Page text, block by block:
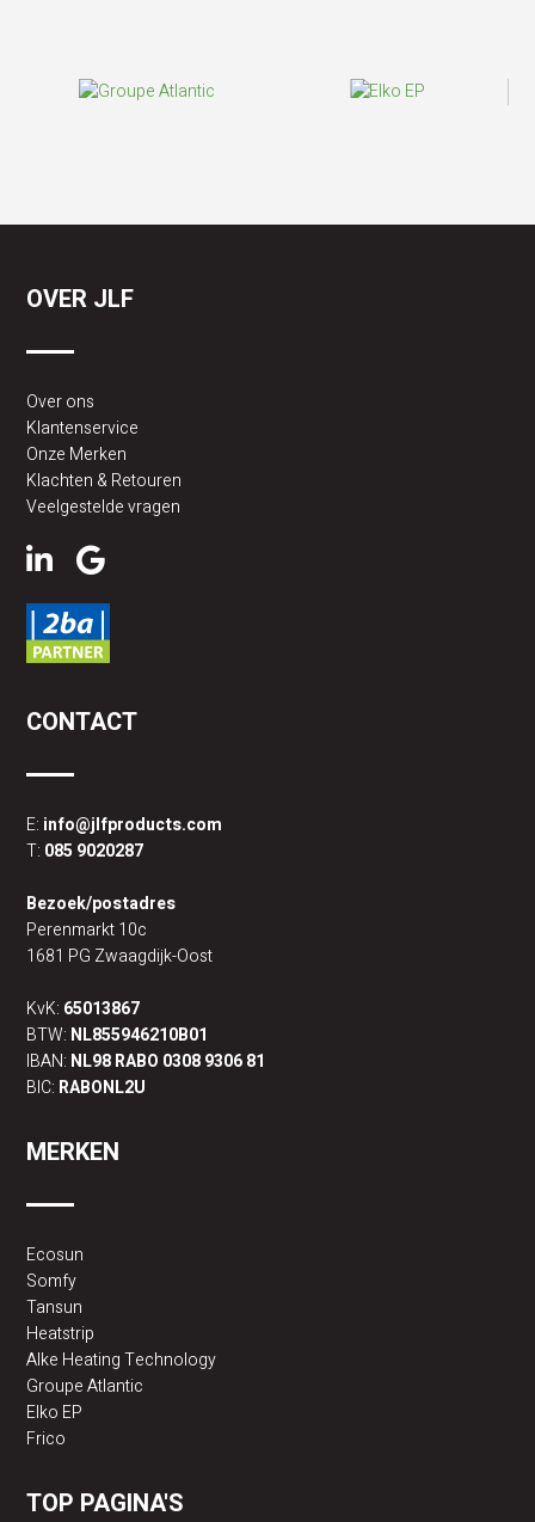
OVER JLF
Over ons
Klantenservice
Onze Merken
Klachten & Retouren
Veelgestelde vragen
CONTACT
E: info@jlfproducts.com
T: 085 9020287
Bezoek/postadres
Perenmarkt 10c
1681 PG Zwaagdijk-Oost
KvK: 65013867
BTW: NL855946210B01
IBAN: NL98 RABO 0308 9306 81
BIC: RABONL2U
MERKEN
Ecosun
Somfy
Tansun
Heatstrip
Alke Heating Technology
Groupe Atlantic
Elko EP
Frico
TOP PAGINA'S